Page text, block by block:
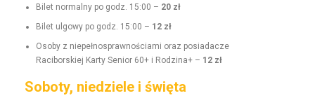
Bilet nor­mal­ny po godz. 15:00 – 20 zł
Bilet ulgo­wy po godz. 15:00 – 12 zł
Oso­by z niepełnosprawnoś­ci­a­mi oraz posi­adacze
Raci­borskiej Kar­ty Senior 60+ i Rodz­i­na+ – 12 zł
Soboty, niedziele i święta